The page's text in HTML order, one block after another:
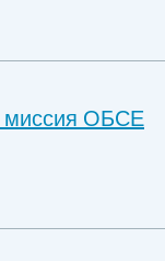
миссия ОБСЕ